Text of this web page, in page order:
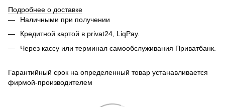
Подробнее о доставке
Наличными при получении
Кредитной картой в privat24, LiqPay.
Через кассу или терминал самообслуживания Приватбанк.
Гарантийный срок на определенный товар устанавливается
фирмой-производителем